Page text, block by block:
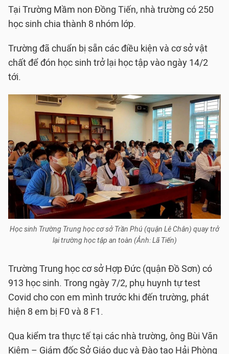
Tại Trường Mầm non Đồng Tiến, nhà trường có 250
học sinh chia thành 8 nhóm lớp.
Trường đã chuẩn bị sẵn các điều kiện và cơ sở vật
chất để đón học sinh trở lại học tập vào ngày 14/2
tới.
Học sinh Trường Trung học cơ sở Trần Phú (quận Lê Chân) quay trở
lại trường học tập an toàn (Ảnh: Lã Tiến)
Trường Trung học cơ sở Hợp Đức (quận Đồ Sơn) có
913 học sinh. Trong ngày 7/2, phụ huynh tự test
Covid cho con em mình trước khi đến trường, phát
hiện 8 em bị F0 và 8 F1.
Qua kiểm tra thực tế tại các nhà trường, ông Bùi Văn
Kiệm – Giám đốc Sở Giáo dục và Đào tạo Hải Phòng